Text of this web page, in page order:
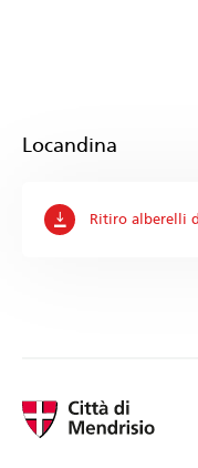
Locandina
Ritiro alberelli